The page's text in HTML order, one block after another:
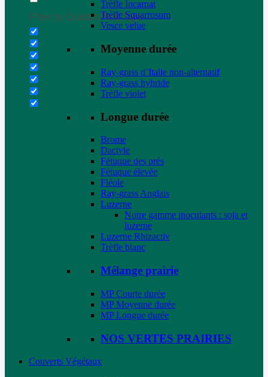
Filter by Custom Post Type
Trèfle Incarnat
Trèfle Squarrosum
Vesce velue
Moyenne durée
Ray-grass d’Italie non-alternatif
Ray-grass hybride
Trèfle violet
Longue durée
Brome
Dactyle
Fétuque des prés
Fétuque élevée
Fléole
Ray-grass Anglais
Luzerne
Notre gamme inoculants : soja et
luzerne
Luzerne Rhizactiv
Trèfle blanc
Mélange prairie
MP Courte durée
MP Moyenne durée
MP Longue durée
NOS VERTES PRAIRIES
Couverts Végétaux